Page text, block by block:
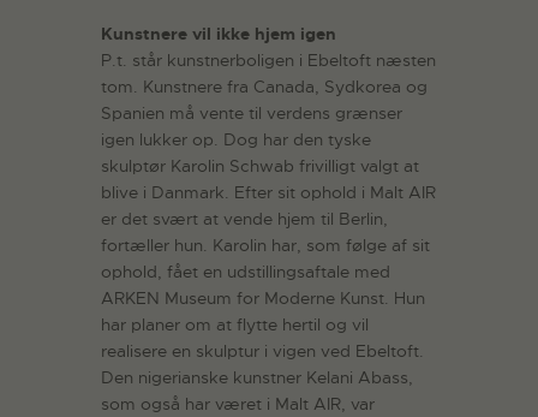
Kunstnere vil ikke hjem igen
P.t. står kunstnerboligen i Ebeltoft næsten
tom. Kunstnere fra Canada, Sydkorea og
Spanien må vente til verdens grænser
igen lukker op. Dog har den tyske
skulptør Karolin Schwab frivilligt valgt at
blive i Danmark. Efter sit ophold i Malt AIR
er det svært at vende hjem til Berlin,
fortæller hun. Karolin har, som følge af sit
ophold, fået en udstillingsaftale med
ARKEN Museum for Moderne Kunst. Hun
har planer om at flytte hertil og vil
realisere en skulptur i vigen ved Ebeltoft.
Den nigerianske kunstner Kelani Abass,
som også har været i Malt AIR, var